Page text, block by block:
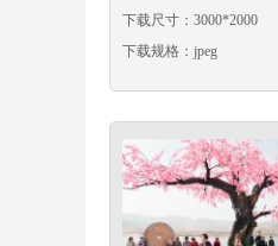
下载尺寸：3000*2000
下载规格：jpeg